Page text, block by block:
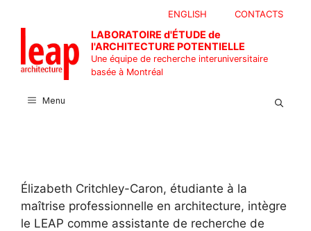
contenu
CONTACTS
ENGLISH
LABORATOIRE d'ÉTUDE de
l'ARCHITECTURE POTENTIELLE
Une équipe de recherche interuniversitaire
basée à Montréal
Menu
Élizabeth Critchley-Caron, étudiante à la
maîtrise professionnelle en architecture, intègre
le LEAP comme assistante de recherche de